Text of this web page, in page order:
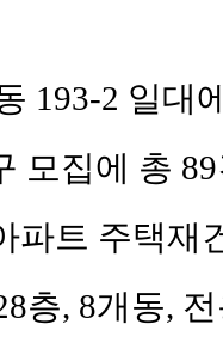
193-2 일대
모집에 총
파트 주택재
층, 8개동,